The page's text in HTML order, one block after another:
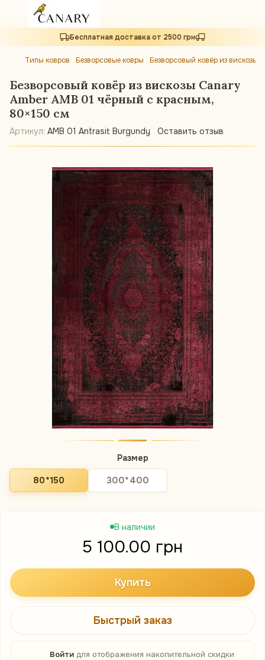
Бесплатная доставка от 2500 грн
Типы ковров Безворсовые ковры Безворсовый ковёр из вискозы
Безворсовый ковёр из вискозы Canary
Amber AMB 01 чёрный с красным,
80×150 см
Артикул: AMB 01 Antrasit Burgundy Оставить отзыв
Размер
80*150 300*400
В наличии
5 100.00 грн
Купить
Быстрый заказ
Войти для отображения накопительной скидки